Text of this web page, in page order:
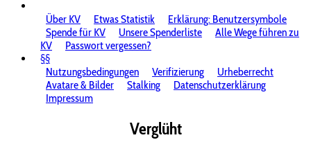
Über KV
Etwas Statistik
Erklärung: Benutzersymbole
Spende für KV
Unsere Spenderliste
Alle Wege führen zu
KV
Passwort vergessen?
§§
Nutzungsbedingungen
Verifizierung
Urheberrecht
Avatare & Bilder
Stalking
Datenschutzerklärung
Impressum
Verglüht